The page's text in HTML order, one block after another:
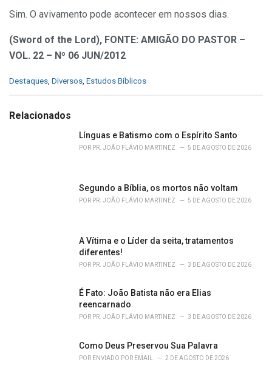
Sim. O avivamento pode acontecer em nossos dias.
(Sword of the Lord), FONTE: AMIGÃO DO PASTOR –
VOL. 22 – Nº 06 JUN/2012
C
e
Destaques, Diversos, Estudos Bíblicos
Relacionados
Línguas e Batismo com o Espírito Santo
POR PR. JOÃO FLÁVIO MARTINEZ 5 DE AGOSTO DE 2026
Segundo a Bíblia, os mortos não voltam
POR PR. JOÃO FLÁVIO MARTINEZ 5 DE AGOSTO DE 2026
A Vítima e o Líder da seita, tratamentos
diferentes!
POR PR. JOÃO FLÁVIO MARTINEZ 3 DE AGOSTO DE 2026
É Fato: João Batista não era Elias
reencarnado
POR PR. JOÃO FLÁVIO MARTINEZ 3 DE AGOSTO DE 2026
Como Deus Preservou Sua Palavra
POR ENVIADO POR EMAIL 2 DE AGOSTO DE 2026